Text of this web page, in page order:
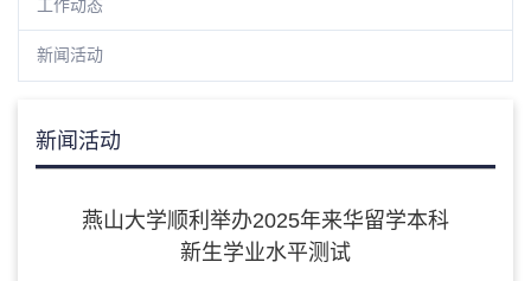
工作动态
新闻活动
新闻活动
燕山大学顺利举办2025年来华留学本科
新生学业水平测试